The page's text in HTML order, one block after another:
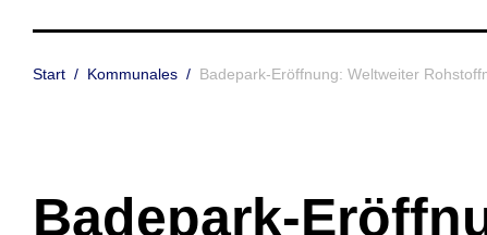
Start / Kommunales / Badepark-Eröffnung: Weltweiter
Badepark-